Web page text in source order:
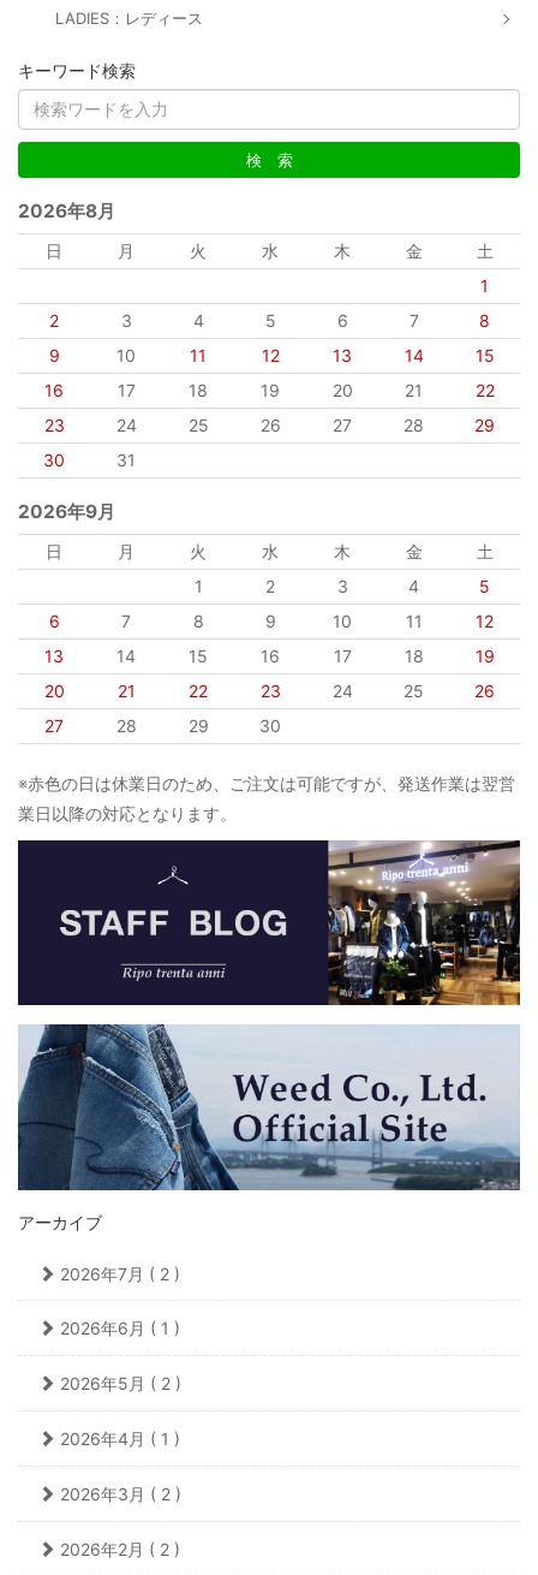
LADIES：レディース
キーワード検索
2026年8月
日 月 火 水 木 金
土
1
2
3 4 5 6 7
8
9
10 11 12 13 14
15
16
17 18 19 20 21
22
23
24 25 26 27 28
29
30
31
2026年9月
日 月 火 水 木 金
土
1
2 3 4
5
6
7 8 9 10 11
12
13
14 15 16 17 18
19
20
21 22 23 24 25
26
27
28 29 30
※赤色の日は休業日のため、ご注文は可能ですが、発送作業は翌営
業日以降の対応となります。
アーカイブ
2026年7月 ( 2 )
2026年6月 ( 1 )
2026年5月 ( 2 )
2026年4月 ( 1 )
2026年3月 ( 2 )
2026年2月 ( 2 )